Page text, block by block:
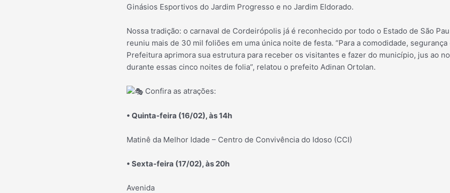
Ginásios Esportivos do Jardim Progresso e no Jardim Eldorado.
Nossa tradição: o carnaval de Cordeirópolis já é reconhecido por todo o Estado de São
reuniu mais de 30 mil foliões em uma única noite de festa. “Para a comodidade,
Prefeitura aprimora sua estrutura para receber os visitantes e fazer do município, jus ao
durante essas cinco noites de folia”, relatou o prefeito Adinan Ortolan.
Confira as atrações:
• Quinta-feira (16/02), às 14h
Matinê da Melhor Idade – Centro de Convivência do Idoso (CCI)
• Sexta-feira (17/02), às 20h
Avenida